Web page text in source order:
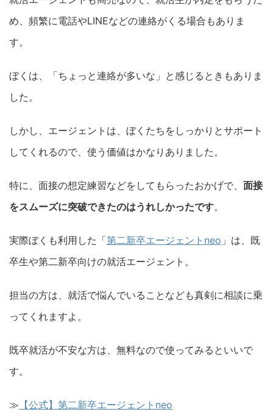
め、頻繁に電話やLINEなどの連絡がくる場合もありま
す。
ぼくは、「ちょっと連絡が多いな」と感じるときもありま
した。
しかし、エージェントは、ぼくたちをしっかりとサポート
してくれるので、使う価値はかなりありました。
特に、面接の想定練習などをしてもらったおかげで、 面接
をスムーズに突破できたのはうれしかったです。
実際ぼくも利用した「第二新卒エージェントneo 」は、既
卒生や第二新卒向けの就活エージェント。
担当の方は、就活で悩んでいることなども真剣に相談に乗
ってくれますよ。
既卒就活が不安な方は、無料なので使ってみるといいで
す。
≫ 【公式】第二新卒エージェントneo